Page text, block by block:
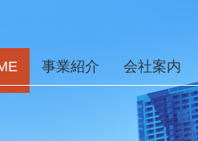
事業紹介 会社案内